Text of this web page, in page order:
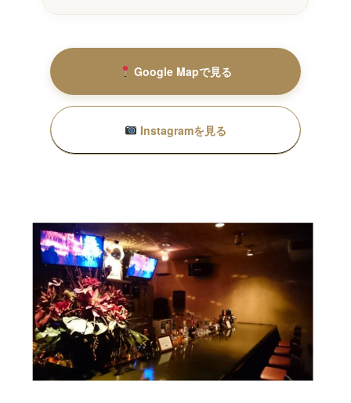
Google Mapで見る
Instagramを見る